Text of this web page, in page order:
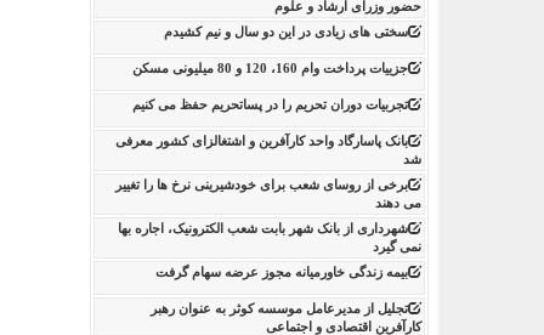
حضور وزرای ارشاد و علوم
سختی های زیادی در این دو سال و نیم کشیدم
جزییات پرداخت وام 160، 120 و 80 میلیونی مسکن
تجربیات دوران تحریم را در پساتحریم حفظ می کنیم
بانک پاسارگاد واحد کارآفرین و اشتغالزای کشور معرفی
شد
برخی از روسای شعب برای خودشیرینی نرخ ها را تغییر
می دهند
شهرداری از بانک شهر بابت شعب الکترونیک، اجاره بها
نمی گیرد
بیمه زندگی خاورمیانه مجوز عرضه سهام گرفت
تجلیل از مدیرعامل موسسه کوثر به عنوان رهبر
کارآفرین اقتصادی و اجتماعی